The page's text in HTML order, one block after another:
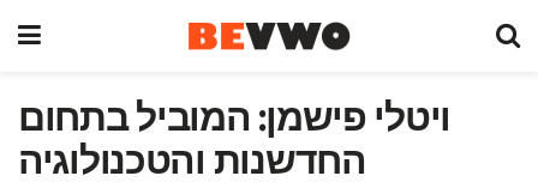
ויטלי פישמן: המוביל בתחום
החדשנות והטכנולוגיה